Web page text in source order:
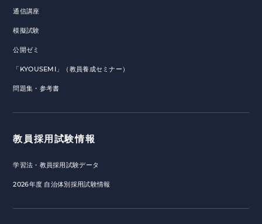
通信講座
模擬試験
公開ゼミ
「KYOUSEMI」（教員養成セミナー）
問題集・参考書
教員採用試験情報
学習法・教員採用試験データ
2026年度 自治体別採用試験情報